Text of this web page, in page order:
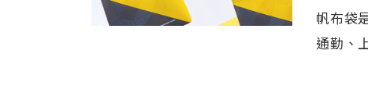
帆布袋
通勤、